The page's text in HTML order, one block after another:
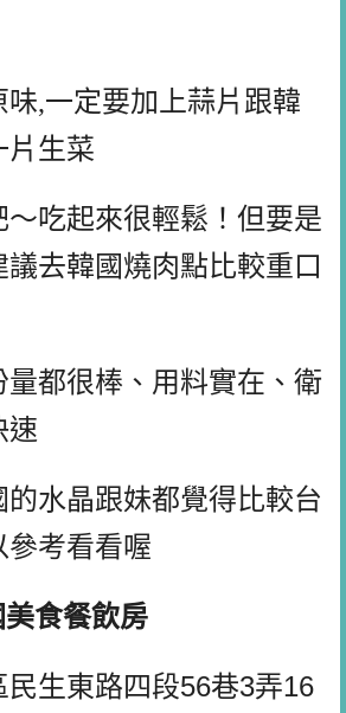
味,一定要加上蒜片跟韓
片生菜
～吃起來很輕鬆！但要是
去韓國燒肉點比較重口
量都很棒、用料實在、衛
速
水晶跟妹都覺得比較台
參考看看喔
食餐飲房
民生東路四段56巷3弄16